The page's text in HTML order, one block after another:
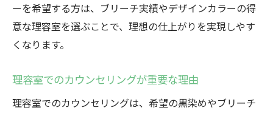
ーを希望する方は、ブリーチ実績やデザインカラーの得
意な理容室を選ぶことで、理想の仕上がりを実現しやす
くなります。
理容室でのカウンセリングが重要な理由
理容室でのカウンセリングは、希望の黒染めやブリーチ